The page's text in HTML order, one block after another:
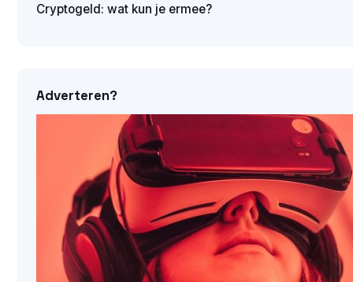
Cryptogeld: wat kun je ermee?
Adverteren?